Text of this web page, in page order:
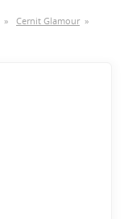
» Cernit Glamour»